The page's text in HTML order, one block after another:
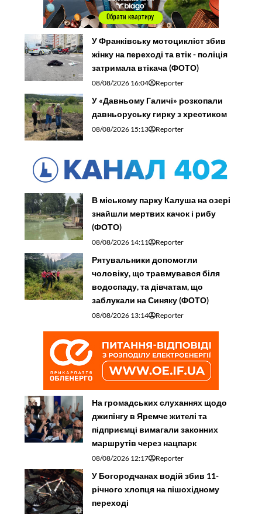
У Франківську мотоцикліст збив
жінку на переході та втік - поліція
затримала втікача (ФОТО)
08/08/2026 16:04 Reporter
У «Давньому Галичі» розкопали
давньоруську гирку з хрестиком
08/08/2026 15:13 Reporter
В міському парку Калуша на озері
знайшли мертвих качок і рибу
(ФОТО)
08/08/2026 14:11 Reporter
Рятувальники допомогли
чоловіку, що травмувався біля
водоспаду, та дівчатам, що
заблукали на Синяку (ФОТО)
08/08/2026 13:14 Reporter
На громадських слуханнях щодо
джипінгу в Яремче житeлі та
підприємці вимагали законних
маршрутів через нацпарк
08/08/2026 12:17 Reporter
У Богородчанах водій збив 11-
річного хлопця на пішохідному
переході